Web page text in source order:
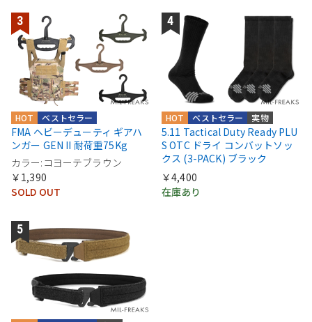
ベストセラー
HOT
FMA ヘビーデューティ ギアハ
ンガー GEN II 耐荷重75Kg
カラー:コヨーテブラウン
￥1,390
SOLD OUT
実物
ベストセラー
HOT
5.11 Tactical Duty Ready PLU
S OTC ドライ コンバットソッ
クス (3-PACK) ブラック
￥4,400
在庫あり